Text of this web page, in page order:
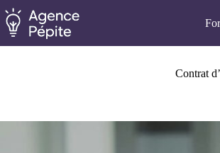
Passer
au
contenu
Contrat